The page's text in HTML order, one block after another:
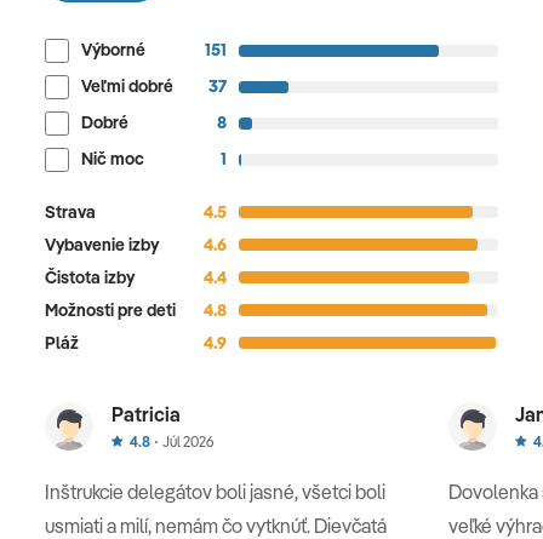
Výborné
151
Veľmi dobré
37
Dobré
8
Nič moc
1
Strava
4.5
Vybavenie izby
4.6
Čistota izby
4.4
Možnosti pre deti
4.8
Pláž
4.9
Patricia
4.8 Júl 2026
Inštrukcie delegátov boli jasné, všetci boli
usmiati a milí, nemám čo vytknúť. Dievčatá
Dovolenka
veľké